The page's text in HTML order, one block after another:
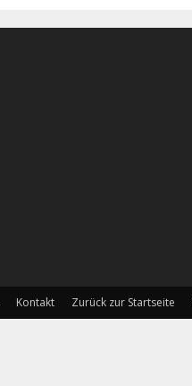
Kontakt Zurück zur Startseite